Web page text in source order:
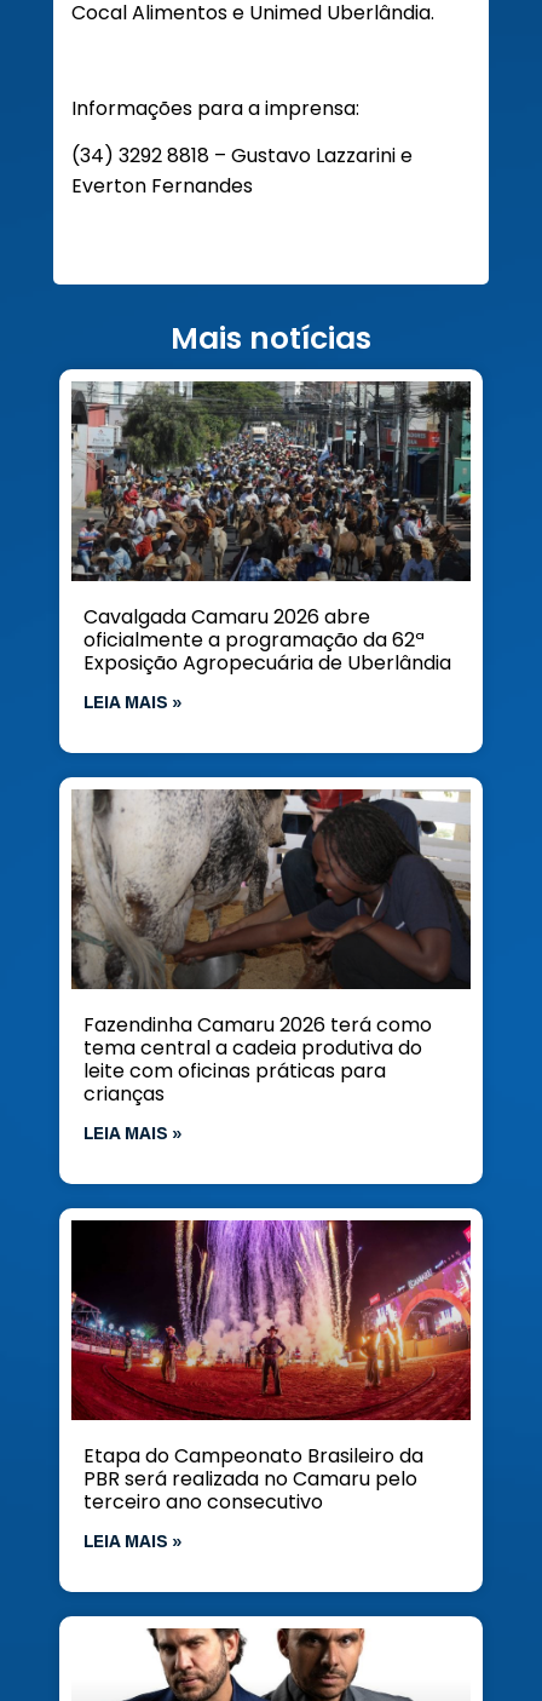
Cocal Alimentos e Unimed Uberlândia.
Informações para a imprensa:
(34) 3292 8818 – Gustavo Lazzarini e
Everton Fernandes
Mais notícias
Cavalgada Camaru 2026 abre
oficialmente a programação da 62ª
Exposição Agropecuária de Uberlândia
LEIA MAIS »
Fazendinha Camaru 2026 terá como
tema central a cadeia produtiva do
leite com oficinas práticas para
crianças
LEIA MAIS »
Etapa do Campeonato Brasileiro da
PBR será realizada no Camaru pelo
terceiro ano consecutivo
LEIA MAIS »